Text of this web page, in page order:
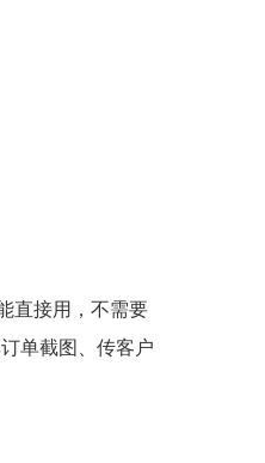
直接用，不需要
单截图、传客户